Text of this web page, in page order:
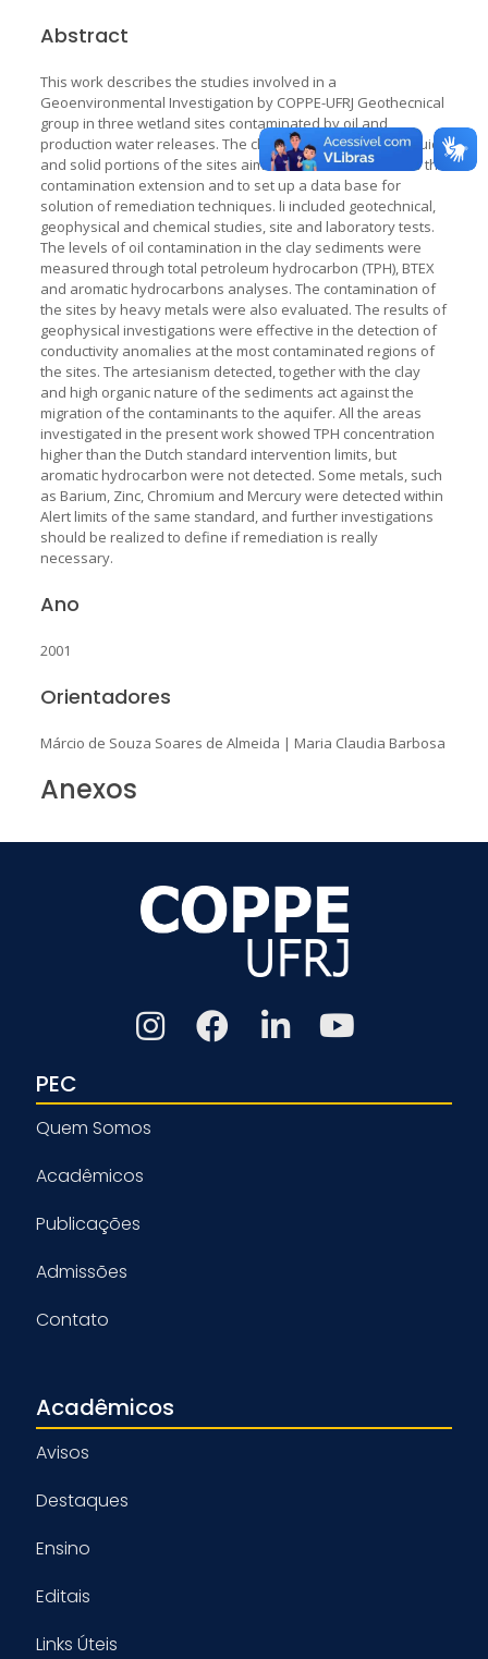
Abstract
This work describes the studies involved in a
Geoenvironmental Investigation by COPPE-UFRJ Geothecnical
group in three wetland sites contaminated by oil and
production water releases. The characterization of the liquid
and solid portions of the sites aimed the determination of the
contamination extension and to set up a data base for
solution of remediation techniques. li included geotechnical,
geophysical and chemical studies, site and laboratory tests.
The levels of oil contamination in the clay sediments were
measured through total petroleum hydrocarbon (TPH), BTEX
and aromatic hydrocarbons analyses. The contamination of
the sites by heavy metals were also evaluated. The results of
geophysical investigations were effective in the detection of
conductivity anomalies at the most contaminated regions of
the sites. The artesianism detected, together with the clay
and high organic nature of the sediments act against the
migration of the contaminants to the aquifer. All the areas
investigated in the present work showed TPH concentration
higher than the Dutch standard intervention limits, but
aromatic hydrocarbon were not detected. Some metals, such
as Barium, Zinc, Chromium and Mercury were detected within
Alert limits of the same standard, and further investigations
should be realized to define if remediation is really
necessary.
Ano
2001
Orientadores
Márcio de Souza Soares de Almeida | Maria Claudia Barbosa
Anexos
PEC
Quem Somos
Acadêmicos
Publicações
Admissões
Contato
Acadêmicos
Avisos
Destaques
Ensino
Editais
Links Úteis